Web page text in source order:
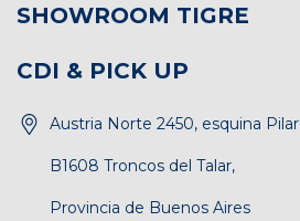
SHOWROOM TIGRE
CDI & PICK UP
Austria Norte 2450, esquina Pilar
B1608 Troncos del Talar,
Provincia de Buenos Aires